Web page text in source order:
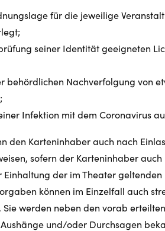
für die jeweilige
seiner Identität geeigneten
behördlichen Nachverfolgung von
Infektion mit dem Coronavirus
den Karteninhaber auch nach
sofern der Karteninhaber
Einhaltung der im Theater
können im Einzelfall auch
werden neben den vorab
und/oder Durchsagen